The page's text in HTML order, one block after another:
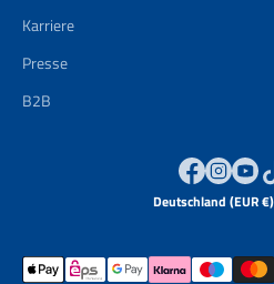
Karriere
Presse
B2B
Deutschland (EUR €)